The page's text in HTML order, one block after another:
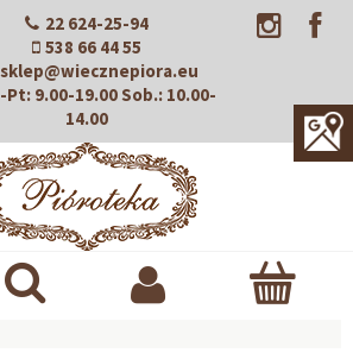
22 624-25-94
538 66 44 55
sklep@wiecznepiora.eu
Pt: 9.00-19.00Sob.: 10.00-
14.00